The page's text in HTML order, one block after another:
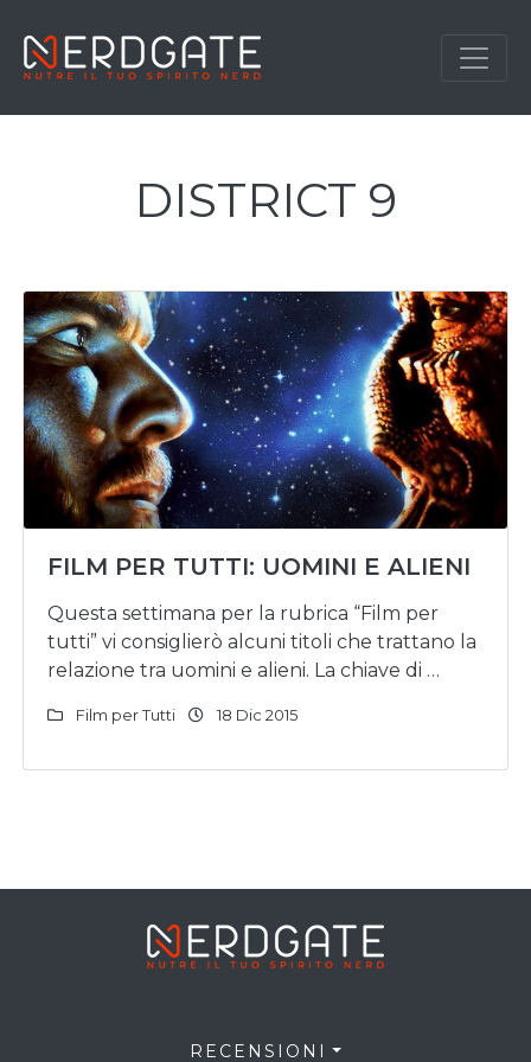
DISTRICT 9
FILM PER TUTTI: UOMINI E ALIENI
Questa settimana per la rubrica “Film per
tutti” vi consiglierò alcuni titoli che trattano la
relazione tra uomini e alieni. La chiave di …
Film per Tutti 18 Dic 2015
RECENSIONI